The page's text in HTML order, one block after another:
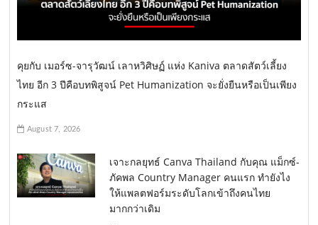
คุยกับ เมอร์ซ-จารุวัฒน์ เลาหวิศิษฏ์ แห่ง Kaniva ตลาดสัตว์เลี้ยง
ไทย อีก 3 ปีคือบทพิสูจน์ Pet Humanization จะยั่งยืนหรือเป็นเพียง
กระแส
August 7, 2026
เจาะกลยุทธ์ Canva Thailand กับคุณ แม็กซ์-
ภัคพล Country Manager คนแรก ทำยังไง
ให้แพลตฟอร์มระดับโลกเข้าถึงคนไทย
มากกว่าเดิม